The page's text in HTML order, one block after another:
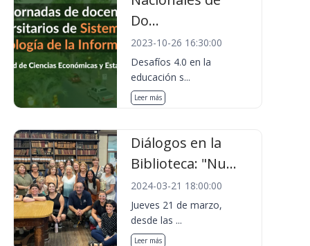
Do...
2023-10-26 16:30:00
Desafíos 4.0 en la
educación s...
Leer más
Diálogos en la
Biblioteca: "Nu...
2024-03-21 18:00:00
Jueves 21 de marzo,
desde las ...
Leer más